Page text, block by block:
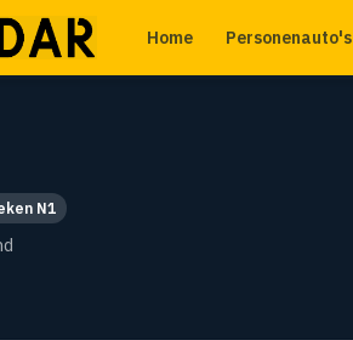
Home Personenauto's
N1